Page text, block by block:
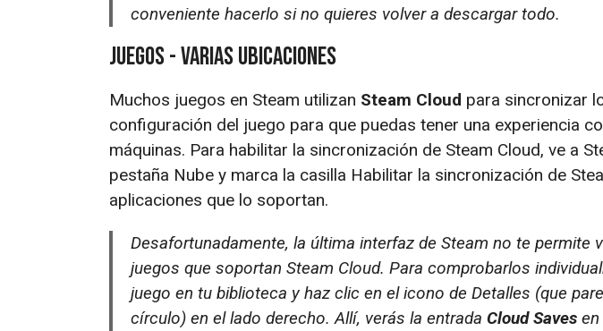
conveniente hacerlo si no quieres volver a descargar todo.
Juegos - varias ubicaciones
Muchos juegos en Steam utilizan Steam Cloud para sincronizar
configuración del juego para que puedas tener una experiencia
máquinas. Para habilitar la sincronización de Steam Cloud, ve a
pestaña Nube y marca la casilla Habilitar la sincronización de
aplicaciones que lo soportan.
Desafortunadamente, la última interfaz de Steam no te permite
juegos que soportan Steam Cloud. Para comprobarlos
juego en tu biblioteca y haz clic en el icono de Detalles (que
círculo) en el lado derecho. Allí, verás la entrada Cloud Saves